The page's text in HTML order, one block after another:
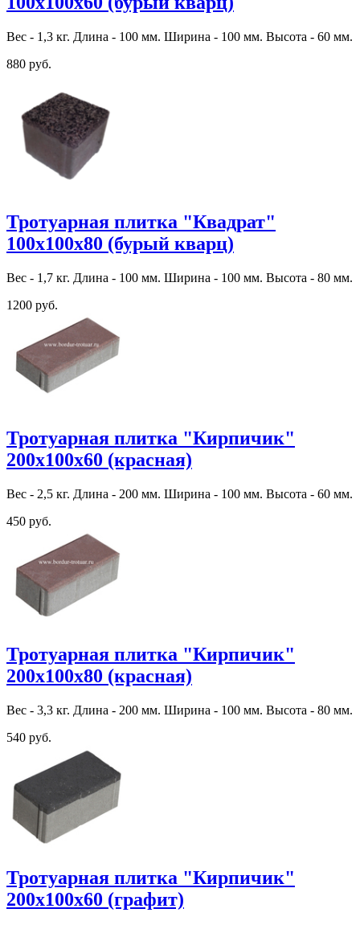
Вес - 1,3 кг. Длина - 100 мм. Ширина - 100 мм. Высота - 60 мм.
880 руб.
Тротуарная плитка "Квадрат"
100х100х80 (бурый кварц)
Вес - 1,7 кг. Длина - 100 мм. Ширина - 100 мм. Высота - 80 мм.
1200 руб.
Тротуарная плитка "Кирпичик"
200х100х60 (красная)
Вес - 2,5 кг. Длина - 200 мм. Ширина - 100 мм. Высота - 60 мм.
450 руб.
Тротуарная плитка "Кирпичик"
200х100х80 (красная)
Вес - 3,3 кг. Длина - 200 мм. Ширина - 100 мм. Высота - 80 мм.
540 руб.
Тротуарная плитка "Кирпичик"
200х100х60 (графит)